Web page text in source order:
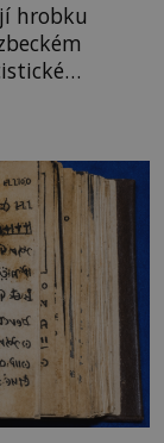
hrobku
a napadá
že se
o fascinující